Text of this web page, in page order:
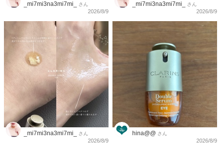
_mi7mi3na3mi7mi_ さん
2026/8/9
_mi7mi3na3mi7mi_ さん
2026/8/9
_mi7mi3na3mi7mi_ さん
2026/8/9
hina@@ さん
2026/8/9